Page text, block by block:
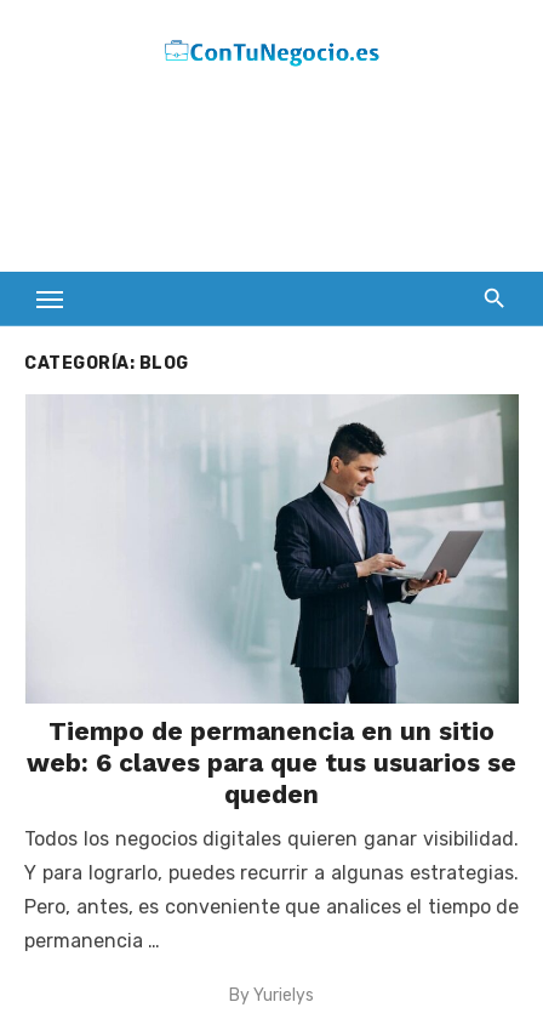
CATEGORÍA: BLOG
Tiempo de permanencia en un sitio
web: 6 claves para que tus usuarios se
queden
Todos los negocios digitales quieren ganar visibilidad.
Y para lograrlo, puedes recurrir a algunas estrategias.
Pero, antes, es conveniente que analices el tiempo de
permanencia …
ByYurielys